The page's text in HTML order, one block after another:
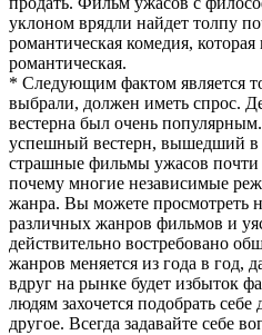
уклоном врядли найдет толпу
романтическая комедия,
романтическая.
* Следующим фактом является
выбрали, должен иметь спрос.
вестерна был очень
успешный вестерн, вышедший в
страшные фильмы ужасов почти
почему многие независимые
жанра. Вы можете просмотреть
различных жанров фильмов и
действительно востребовано
жанров меняется из года в год,
вдруг на рынке будет избыток
людям захочется подобрать себе
другое. Всегда задавайте себе